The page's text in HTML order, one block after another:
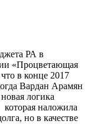
РА в
«Процветающая
в конце 2017
Вардан Арамян
логика
наложила
но в качестве